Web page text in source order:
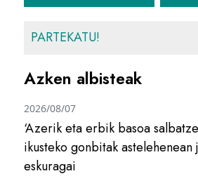
PARTEKATU!
Azken albisteak
‘Azerik eta erbik basoa
ikusteko gonbitak
eskuragai
2026/08/07